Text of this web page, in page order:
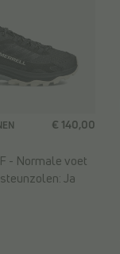
€ 140,00
F - Normale voet
Ja